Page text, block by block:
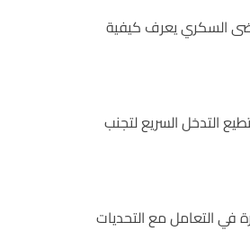
السكري يعرف كيفية
التدخل السريع لتجنب
في التعامل مع التحديات